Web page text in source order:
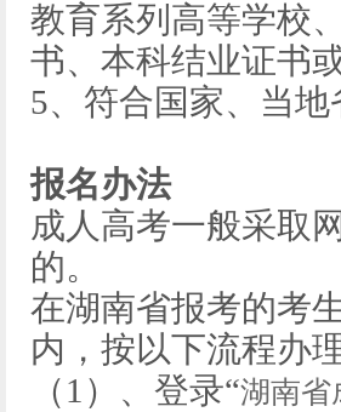
教育系列高等学校、
书、本科结业证书
5、符合国家、当地
报名办法
成人高考一般采取
的。
在湖南省报考的考
内，按以下流程办
（1）、登录“湖南省